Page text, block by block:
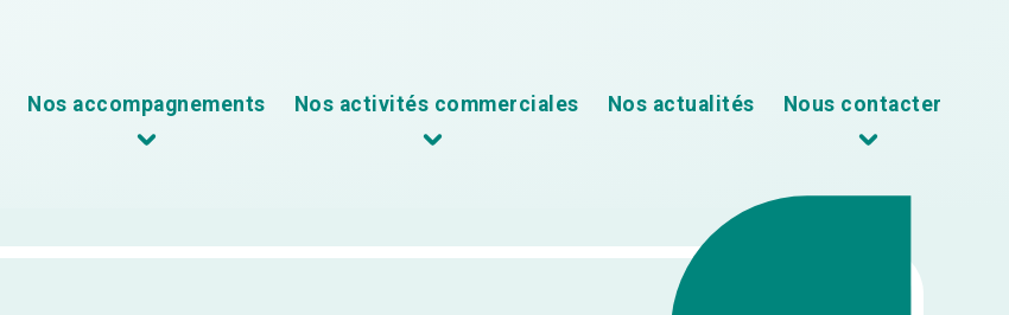
Nos accompagnements Nos activités commerciales Nos actualités Nous contacter